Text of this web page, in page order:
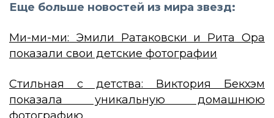
Еще больше новостей из мира звезд:
Ми-ми-ми: Эмили Ратаковски и Рита Ора
показали свои детские фотографии
Стильная с детства: Виктория Бекхэм
показала уникальную домашнюю